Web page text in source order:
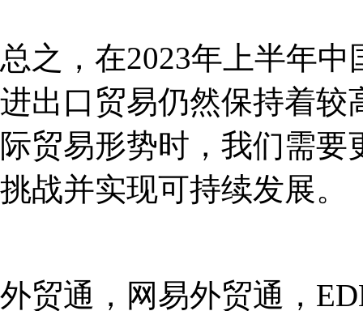
总之，在2023年上半年中
进出口贸易仍然保持着较
际贸易形势时，我们需
挑战并实现可持续发展。
外贸通，网易外贸通，